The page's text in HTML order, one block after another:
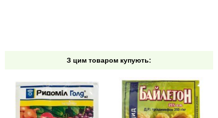
З цим товаром купують: